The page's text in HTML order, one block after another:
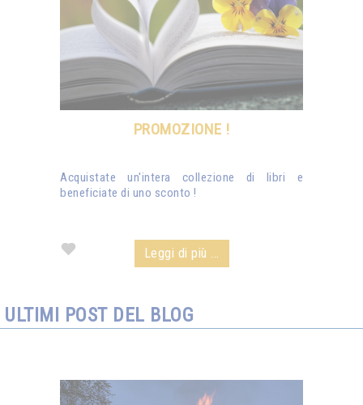
PROMOZIONE !
Acquistate un'intera collezione di libri e
beneficiate di uno sconto !
Leggi di più ...
ULTIMI POST DEL BLOG